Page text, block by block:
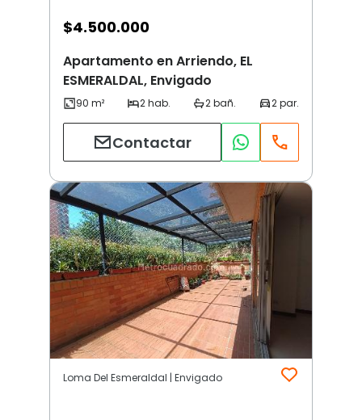
$4.500.000
Apartamento en Arriendo, EL
ESMERALDAL, Envigado
Contactar
Loma Del Esmeraldal | Envigado